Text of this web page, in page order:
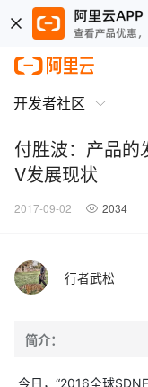
开发者社区
付胜波：产品的
V发展现状
2017-09-02 2034
行者武松
简介：
今日，“2016全球